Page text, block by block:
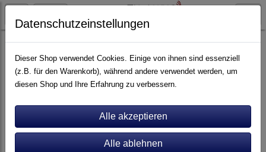
Artikel nach Marken P - Z Viablue
Datenschutzeinstellungen
Dieser Shop verwendet Cookies. Einige von ihnen sind essenziell
(z.B. für den Warenkorb), während andere verwendet werden, um
diesen Shop und Ihre Erfahrung zu verbessern.